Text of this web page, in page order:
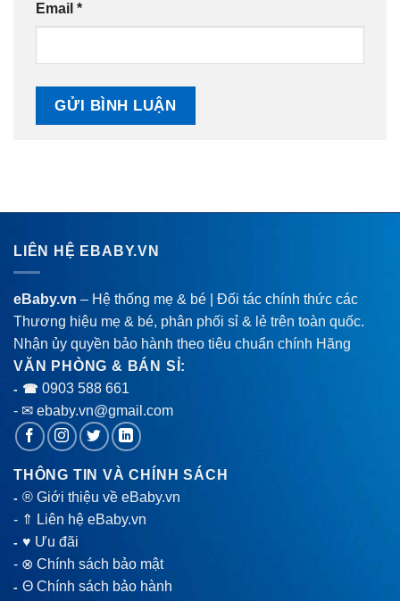
Email *
LIÊN HỆ EBABY.VN
eBaby.vn – Hệ thống mẹ & bé | Đối tác chính thức các
Thương hiệu mẹ & bé, phân phối sỉ & lẻ trên toàn quốc.
Nhận ủy quyền bảo hành theo tiêu chuẩn chính Hãng
VĂN PHÒNG & BÁN SỈ:
- ☎ 0903 588 661
- ✉ ebaby.vn@gmail.com
THÔNG TIN VÀ CHÍNH SÁCH
-® Giới thiệu về eBaby.vn
- ⇑ Liên hệ eBaby.vn
-♥ Ưu đãi
- ⊗ Chính sách bảo mật
-Θ Chính sách bảo hành